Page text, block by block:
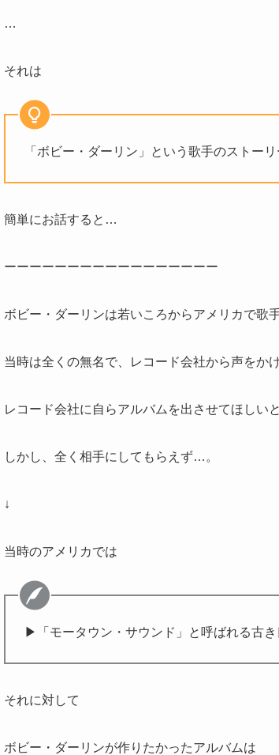
…
それは
「ボビー・ダーリン」という歌手のストーリ
簡単にお話すると…
ーーーーーーーーーーーーーーーーー
ボビー・ダーリンは若いころからアメリカで歌
当時は全くの無名で、レコード会社から声をか
レコード会社に自らアルバムを出させてほしい
しかし、全く相手にしてもらえず…。
↓
当時のアメリカでは
▶「モータウン・サウンド」と呼ばれる古
それに対して
ボビー・ダーリンが作りたかったアルバムは